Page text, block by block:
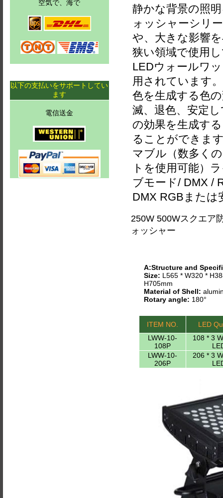
静かな背景の照
ォッシャーシリ
や、大きな影響
狭い領域で使用
LEDウォールワ
用されています
色を生成する色
滅、退色、安定
の効果を生成す
ることができま
マブル（数多く
トを使用可能）
ブモード/ DMX /
DMX RGBまたは
250W 500Wスクエア
ォッシャー
A:Structure and
Size: L565 * W320 *
H705mm
Material of Shell:
Rotary angle: 180°
ITEM NO.
LED
LWW-10-
108P
108 * 3
LWW-10-
206P
206 * 3
空気で、海で
以下の支払いをサポートしてい
ます
電信送金